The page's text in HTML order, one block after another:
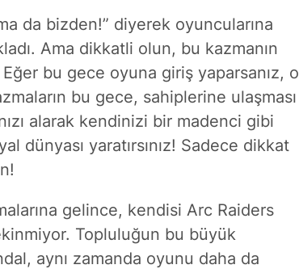
da bizden!” diyerek oyuncularına
Ama dikkatli olun, bu kazmanın
Eğer bu gece oyuna giriş yaparsanız, o
bu gece, sahiplerine ulaşması
alarak kendinizi bir madenci gibi
dünyası yaratırsınız! Sadece dikkat
gelince, kendisi Arc Raiders
Topluluğun bu büyük
aynı zamanda oyunu daha da